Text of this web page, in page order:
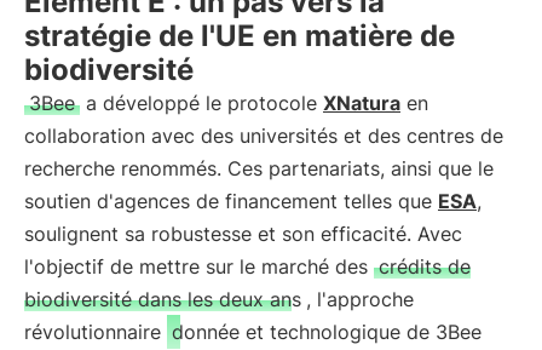
stratégie de l'UE en matière de
biodiversité
3Bee a développé le protocole XNatura en
collaboration avec des universités et des centres de
recherche renommés. Ces partenariats, ainsi que le
soutien d'agences de financement telles que ESA,
soulignent sa robustesse et son efficacité. Avec
l'objectif de mettre sur le marché des crédits de
biodiversité dans les deux ans , l'approche
révolutionnaire donnée et technologique de 3Bee